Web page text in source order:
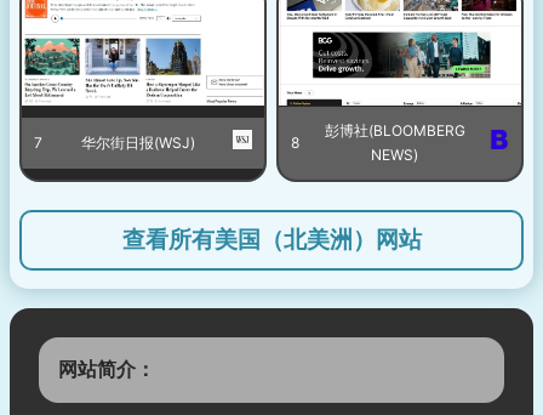
7 华尔街日报(WSJ) 8
彭博社(BLOOMBERG
NEWS)
查看所有美国（北美洲）网站
网站简介：